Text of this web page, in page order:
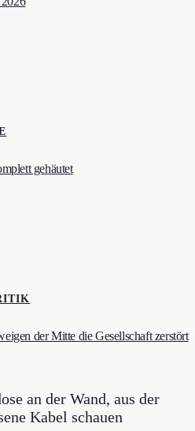
gehäutet
der Mitte die Gesellschaft zerstört